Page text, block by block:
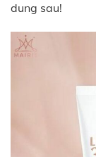
dung sau!